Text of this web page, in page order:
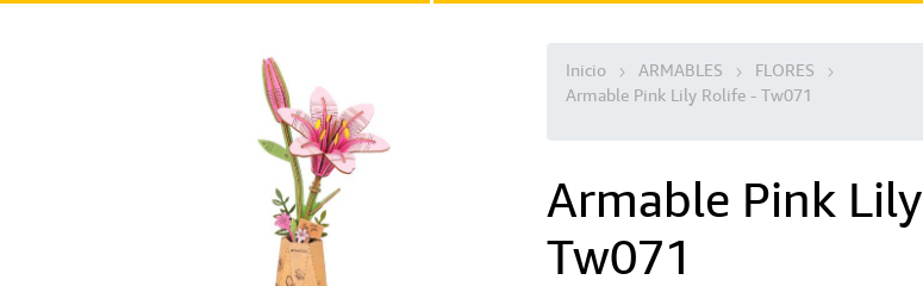
Inicio ARMABLES
FLORES
Armable Pink Lily Rolife - Tw071
Armable Pink
Tw071